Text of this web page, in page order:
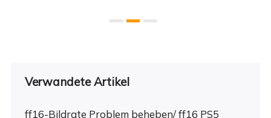
Verwandete Artikel
ff16-Bildrate Problem beheben/ ff16 PS5